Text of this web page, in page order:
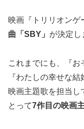
映画『トリリオンゲ
曲「SBY」 が決定し
これまでにも、『お
『わたしの幸せな結
映画主題歌を担当し
とって7作目の映画